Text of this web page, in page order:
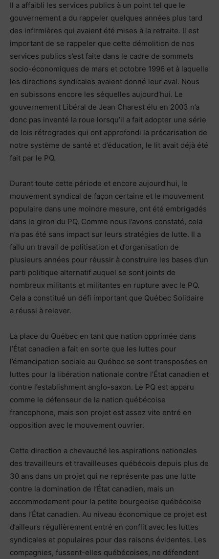
Il a affaibli les services publics à un point tel que le
gouvernement a du rappeler quelques années plus tard
des infirmières qui avaient été mises à la retraite. Il est
important de se rappeler que cette démolition de nos
services publics s’est faite dans le cadre de sommets
socio-économiques de mars et octobre 1996 et à laquelle
les directions syndicales avaient donné leur aval. Nous
en subissons encore les séquelles aujourd’hui. Le
gouvernement Libéral de Jean Charest élu en 2003 n’a
donc pas inventé la roue lorsqu’il a fait adopter une série
de lois rétrogrades qui ont approfondi la précarisation de
notre système de santé et d’éducation, le lit avait déjà été
fait par le PQ.
Durant toute cette période et encore aujourd’hui, le
mouvement syndical de façon certaine et le mouvement
populaire dans une moindre mesure, ont été embrigadés
dans le giron du PQ. Comme nous l’avons constaté, cela
n’a pas été sans impact sur leurs stratégies de lutte. Il a
fallu un travail de politisation et d’organisation de
plusieurs années pour réussir à construire les bases d’un
parti politique alternatif auquel se sont joints de
nombreux militants et militantes en rupture avec le PQ.
Cela a constitué un défi important que Québec Solidaire
a réussi à relever.
La place du Québec en tant que nation opprimée dans
l’État canadien a fait en sorte que les luttes pour
l’émancipation sociale au Québec se sont transposées en
luttes pour la libération nationale contre l’État canadien et
contre l’establishment anglo-saxon. Le PQ est apparu
comme le défenseur de la nation québécoise
francophone, mais son projet est assez vite entré en
opposition avec le mouvement ouvrier.
Cette direction a chevauché les aspirations nationales
des travailleurs et travailleuses québécois depuis plus de
30 ans dans un projet qui ne représente pas une lutte
contre la domination de l’État canadien, mais un
accommodement pour la petite bourgeoise québécoise
dans l’État canadien. Au niveau économique ce projet est
d’ailleurs régulièrement entré en conflit avec les luttes
syndicales et populaires pour des raisons évidentes. Les
compagnies, fussent-elles québécoises, ne défendent